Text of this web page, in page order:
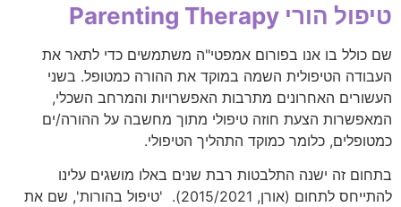
טיפול הורי Parenting Therapy
שם כולל בו אנו בפורום אמפטי"ה משתמשים כדי לתאר את
העבודה הטיפולית השמה במוקד את ההורה כמטופל. בשני
העשורים האחרונים מתרבות האפשרויות והמרחב השכלי,
המאפשרות הצעת חוזה טיפולי מתוך מחשבה על ההורה/ים
כמטופלים, כלומר כמוקד התהליך הטיפולי.
בתחום זה ישנה התלבטות רבת שנים באלו מושגים עלינו
להתייחס לתחום (אורן, 2015/2021). 'טיפול בהורות', שם את